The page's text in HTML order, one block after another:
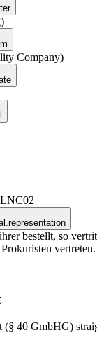
Company)
bestellt, so
vertreten.
(§ 40 GmbHG)